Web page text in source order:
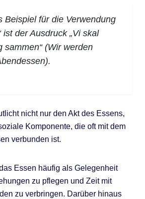
Beispiel für die Verwendung
ist der Ausdruck „Vi skal
sammen“ (Wir werden
nicht nur den Akt des Essens,
Komponente, die oft mit dem
verbunden ist.
Essen häufig als Gelegenheit
zu pflegen und Zeit mit
zu verbringen. Darüber hinaus